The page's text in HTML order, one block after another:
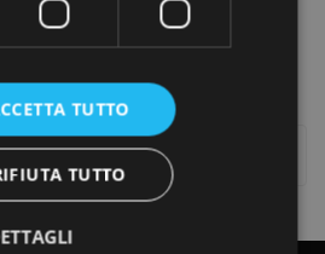
1-3 Su 3 Articoli
TUTTO
TUTTO